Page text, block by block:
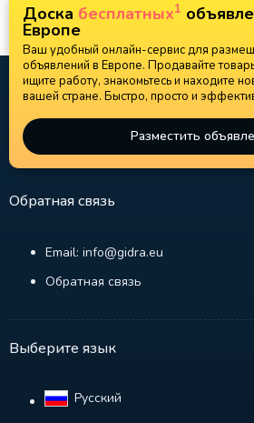
Доска бесплатных1
Европе
Ваш удобный онлайн-сервис для
объявлений в Европе. Продавайте
ищите работу, знакомьтесь и находите
вашей стране. Быстро, просто и
Разместить
Обратная связь
Email: info@gidra.eu
Обратная связь
Выберите язык
Русский‎